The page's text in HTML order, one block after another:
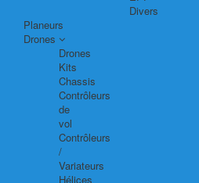
Divers
Planeurs
Drones
Drones
Kits
Chassis
Contrôleurs
de
vol
Contrôleurs
/
Variateurs
Hélices